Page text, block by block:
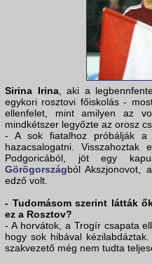
Sirina Irina, aki a
egykori rosztovi főiskolás -
ellenfelet, mint amilyen az
mindkétszer legyőzte az orosz
- A sok fiatalhoz próbálják a
hazacsalogatni.
Podgoricából, jöt egy
Görögországból Akszjonovot,
edző volt.
- Tudomásom szerint látták
ez a Rosztov?
- A horvátok, a Trogír csapata
hogy sok hibával
szakvezető még nem tudta